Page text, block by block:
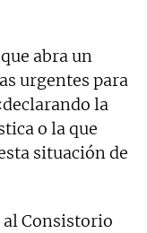
abra un
urgentes para
la
o la que
situación de
al Consistorio